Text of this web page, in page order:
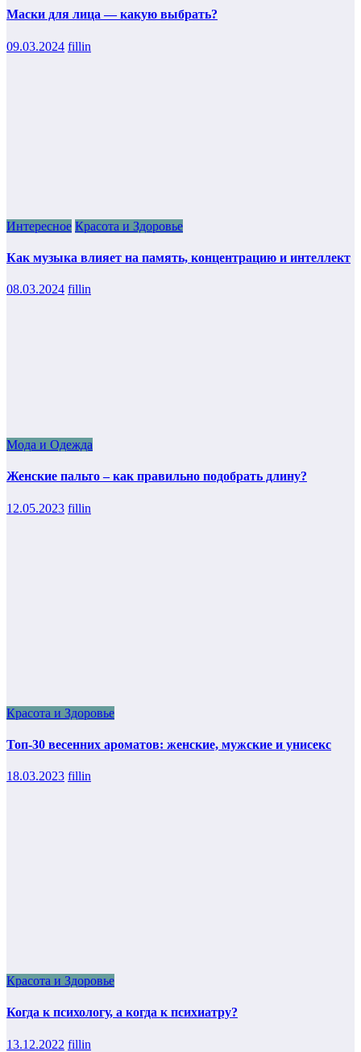
Маски для лица — какую выбрать?
09.03.2024 fillin
Интересное Красота и Здоровье
Как музыка влияет на память, концентрацию и интеллект
08.03.2024 fillin
Мода и Одежда
Женские пальто – как правильно подобрать длину?
12.05.2023 fillin
Красота и Здоровье
Топ-30 весенних ароматов: женские, мужские и унисекс
18.03.2023 fillin
Красота и Здоровье
Когда к психологу, а когда к психиатру?
13.12.2022 fillin